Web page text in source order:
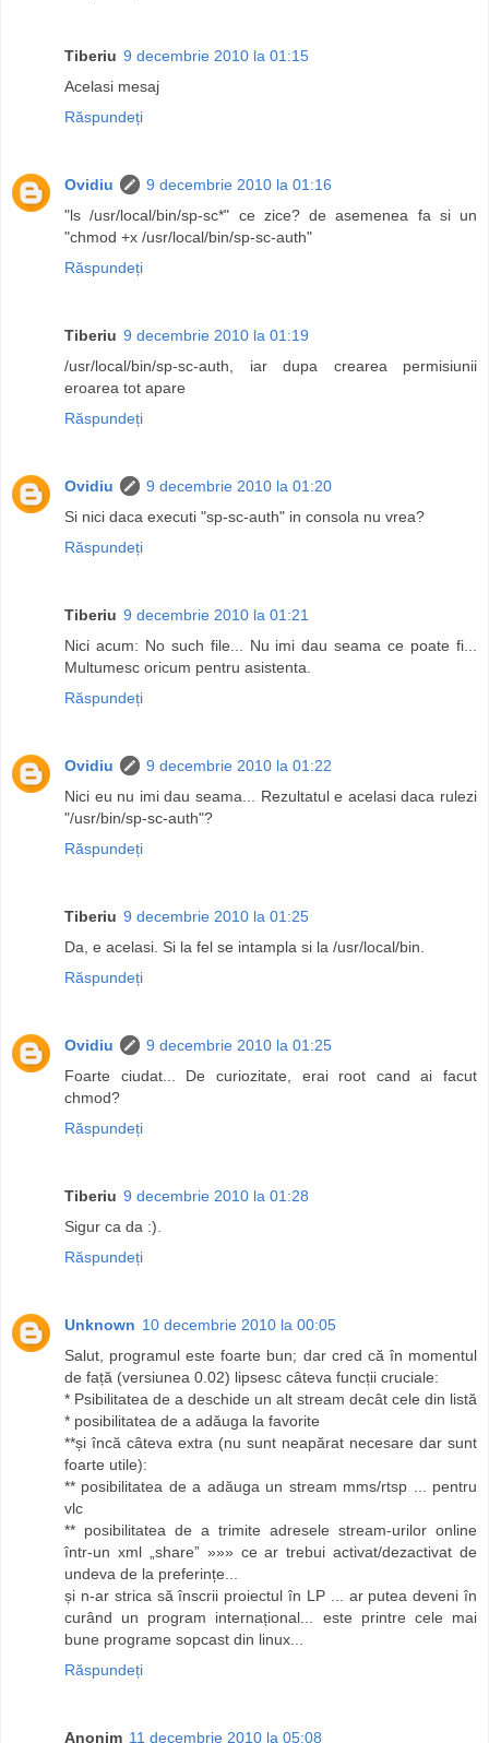
Tiberiu 9 decembrie 2010 la 01:15
Acelasi mesaj
Răspundeți
Ovidiu
9 decembrie 2010 la 01:16
"ls /usr/local/bin/sp-sc*" ce zice? de asemenea fa si un
"chmod +x /usr/local/bin/sp-sc-auth"
Răspundeți
Tiberiu 9 decembrie 2010 la 01:19
/usr/local/bin/sp-sc-auth, iar dupa crearea permisiunii
eroarea tot apare
Răspundeți
Ovidiu
9 decembrie 2010 la 01:20
Si nici daca executi "sp-sc-auth" in consola nu vrea?
Răspundeți
Tiberiu 9 decembrie 2010 la 01:21
Nici acum: No such file... Nu imi dau seama ce poate fi...
Multumesc oricum pentru asistenta.
Răspundeți
Ovidiu
9 decembrie 2010 la 01:22
Nici eu nu imi dau seama... Rezultatul e acelasi daca rulezi
"/usr/bin/sp-sc-auth"?
Răspundeți
Tiberiu 9 decembrie 2010 la 01:25
Da, e acelasi. Si la fel se intampla si la /usr/local/bin.
Răspundeți
Ovidiu
9 decembrie 2010 la 01:25
Foarte ciudat... De curiozitate, erai root cand ai facut
chmod?
Răspundeți
Tiberiu 9 decembrie 2010 la 01:28
Sigur ca da :).
Răspundeți
Unknown 10 decembrie 2010 la 00:05
Salut, programul este foarte bun; dar cred că în momentul
de față (versiunea 0.02) lipsesc câteva funcții cruciale:
* Psibilitatea de a deschide un alt stream decât cele din listă
* posibilitatea de a adăuga la favorite
**și încă câteva extra (nu sunt neapărat necesare dar sunt
foarte utile):
** posibilitatea de a adăuga un stream mms/rtsp ... pentru
vlc
** posibilitatea de a trimite adresele stream-urilor online
într-un xml „share” »»» ce ar trebui activat/dezactivat de
undeva de la preferințe...
și n-ar strica să înscrii proiectul în LP ... ar putea deveni în
curând un program internațional... este printre cele mai
bune programe sopcast din linux...
Răspundeți
Anonim 11 decembrie 2010 la 05:08